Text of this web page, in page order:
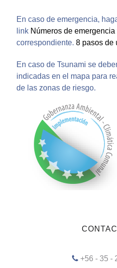
En caso de emergencia,
link Números de emergencia
correspondiente. 8 pasos de
En caso de Tsunami se
indicadas en el mapa para
de las zonas de riesgo.
+56 - 35 -